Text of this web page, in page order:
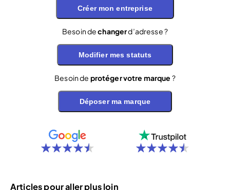
Créer mon entreprise
Besoin dechangerd’adresse ?
Modifier mes statuts
Besoin de protéger votre marque ?
Déposer ma marque
Articles pour aller plus loin